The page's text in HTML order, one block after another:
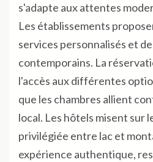
s'adapte aux attentes
Les établissements
services personnalisés et
contemporains. La
l'accès aux différentes
que les chambres allient
local. Les hôtels misent sur
privilégiée entre lac et
expérience authentique,